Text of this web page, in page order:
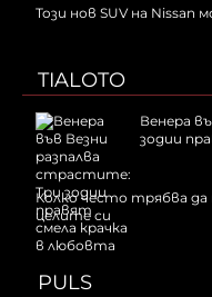
Този нов SUV на Nissan
TIALOTO
Венера
зодии
Колко често трябва
целите си
PULS